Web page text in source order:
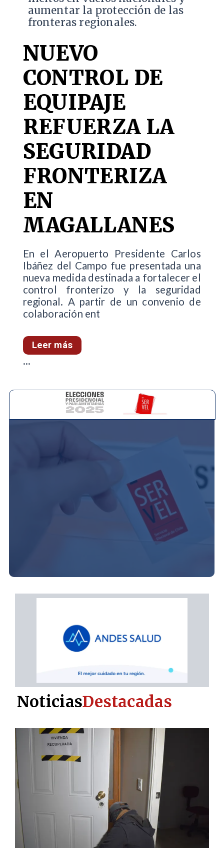
aumentar la protección de las
fronteras regionales.
NUEVO
CONTROL DE
EQUIPAJE
REFUERZA LA
SEGURIDAD
FRONTERIZA
EN
MAGALLANES
En el Aeropuerto Presidente Carlos
Ibáñez del Campo fue presentada una
nueva medida destinada a fortalecer el
control fronterizo y la seguridad
regional. A partir de un convenio de
colaboración ent
Leer más
...
NoticiasDestacadas